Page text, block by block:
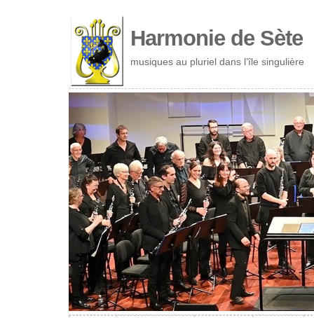
Harmonie de Sète
musiques au pluriel dans l’île singulière